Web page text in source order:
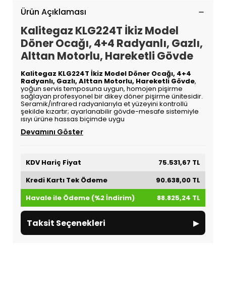
Ürün Açıklaması
Kalitegaz KLG224T İkiz Model
Döner Ocağı, 4+4 Radyanlı, Gazlı,
Alttan Motorlu, Hareketli Gövde
Kalitegaz KLG224T İkiz Model Döner Ocağı, 4+4
Radyanlı, Gazlı, Alttan Motorlu, Hareketli Gövde,
yoğun servis temposuna uygun, homojen pişirme
sağlayan profesyonel bir dikey döner pişirme ünitesidir.
Seramik/infrared radyanlarıyla et yüzeyini kontrollü
şekilde kızartır; ayarlanabilir gövde-mesafe sistemiyle
ısıyı ürüne hassas biçimde uygu
Devamını Göster
KDV Hariç Fiyat
75.531,67 TL
Kredi Kartı Tek Ödeme
90.638,00 TL
Havale ile Ödeme (%2 İndirim)
88.825,24 TL
Taksit Seçenekleri ▸